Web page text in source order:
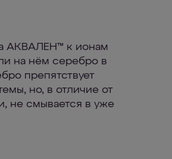
АКВАЛЕН™ к ионам
на нём серебро в
препятствует
но, в отличие от
не смывается в уже